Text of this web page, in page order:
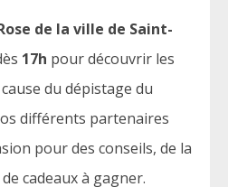
de la ville de Saint-
17h pour découvrir les
du dépistage du
différents partenaires
pour des conseils, de la
cadeaux à gagner.